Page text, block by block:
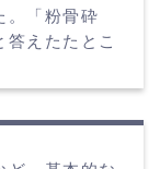
。「粉骨砕
えたたとこ